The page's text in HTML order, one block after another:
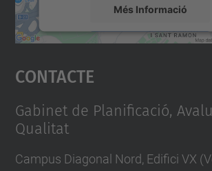
Més Informació
Accepta
powered by
Contacte
Gabinet de Planificació,
Qualitat
Campus Diagonal Nord, Edifici VX